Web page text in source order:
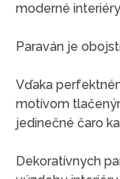
moderné
Paraván je
Vďaka
motívom
jedinečné čaro
Dekoratívnych